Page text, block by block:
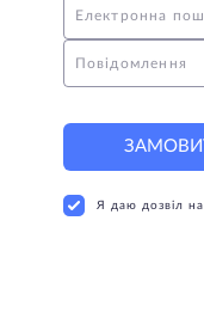
Електронна
Повідомлення
Я даю дозвіл